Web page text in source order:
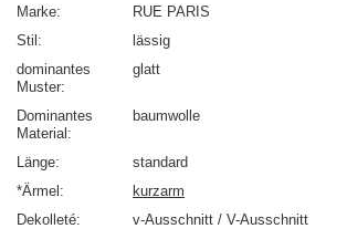
Marke
RUE PARIS
Stil
lässig
dominantes
Muster
glatt
Dominantes
Material
baumwolle
Länge
standard
*Ärmel
kurzarm
Dekolleté
v-Ausschnitt / V-Ausschnitt